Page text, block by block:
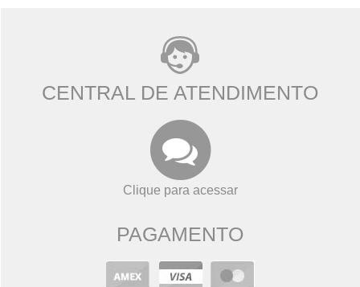
CENTRAL DE ATENDIMENTO
Clique para acessar
PAGAMENTO